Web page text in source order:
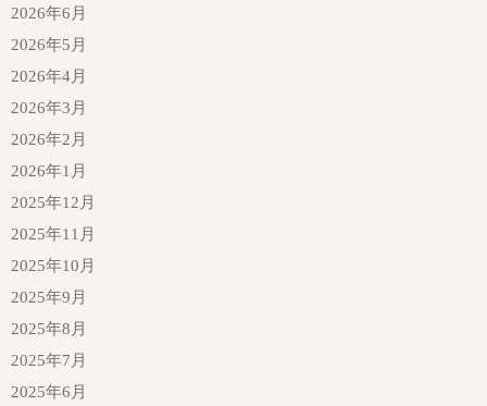
2026年6月
2026年5月
2026年4月
2026年3月
2026年2月
2026年1月
2025年12月
2025年11月
2025年10月
2025年9月
2025年8月
2025年7月
2025年6月